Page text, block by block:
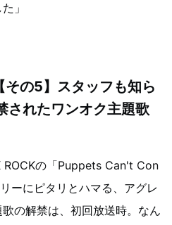
」
その5】スタッフも知ら
されたワンオク主題歌
ROCKの「Puppets Can't Con
ーにピタリとハマる、アグレ
の解禁は、初回放送時。なん